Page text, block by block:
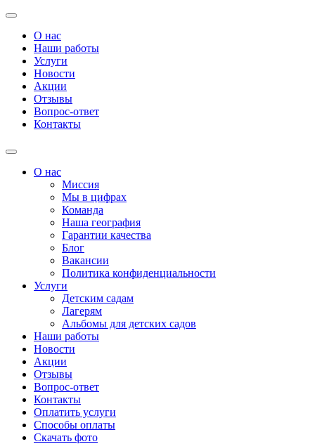
О нас
Наши работы
Услуги
Новости
Акции
Отзывы
Вопрос-ответ
Контакты
О нас
Миссия
Мы в цифрах
Команда
Наша география
Гарантии качества
Блог
Вакансии
Политика конфиденциальности
Услуги
Детским садам
Лагерям
Альбомы для детских садов
Наши работы
Новости
Акции
Отзывы
Вопрос-ответ
Контакты
Оплатить услуги
Способы оплаты
Скачать фото